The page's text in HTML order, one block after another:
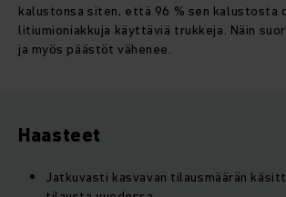
kalustonsa siten, että 96 % sen kalustosta
litiumioniakkuja käyttäviä trukkeja. Näin
ja myös päästöt vähenee.
Haasteet
Jatkuvasti kasvavan tilausmäärän